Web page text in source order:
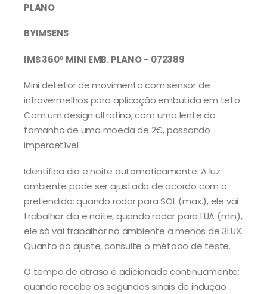
PLANO
BYIMSENS
IMS 360º MINI EMB. PLANO – 072389
Mini detetor de movimento com sensor de
infravermelhos para aplicação embutida em teto.
Com um design ultrafino, com uma lente do
tamanho de uma moeda de 2€, passando
impercetível.
Identifica dia e noite automaticamente. A luz
ambiente pode ser ajustada de acordo com o
pretendido: quando rodar para SOL (max.), ele vai
trabalhar dia e noite, quando rodar para LUA (min),
ele só vai trabalhar no ambiente a menos de 3LUX.
Quanto ao ajuste, consulte o método de teste.
O tempo de atraso é adicionado continuamente:
quando recebe os segundos sinais de indução